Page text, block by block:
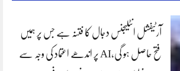
آرٹیفشل انٹلیجنس دجال کا فتنہ ہے جس پر ہمیں
فتح حاصل ہو گی،AI پر اندھے اعتماد کی وجہ سے